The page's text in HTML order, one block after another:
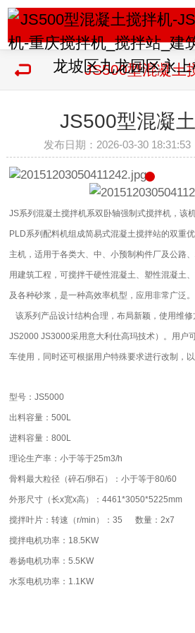
JS500型混凝土
JS500型混凝
发布日期：2026-03-30
JS系列混凝土搅拌机系双卧轴强制式搅拌机，该
PLD系列配料机组成简易式混凝土搅拌站的双重
主机，适用于各类大、中、小预制构件厂及公路
用建筑工程，可搅拌干硬性混凝土、塑性混凝土
及各种砂浆，是一种高效率机型，应用非常广泛。
该系列产品设计结构合理，布局新颖，使用维
JS2000 JS3000采用意大利仕高玛技术）。用户
车使用，同时还可根据用户特殊要求进行改制，以
型号：JS5000
出料容量：500L
进料容量：800L
理论生产率：小于等于25m3/h
骨料最大粒径（碎石/卵石）：小于等于80/60
外形尺寸（长x宽x高）：4461*3050*5225mm
搅拌叶片：转速（r/min）：35 数量：2x7
搅拌电机功率：18.5KW
卷扬电机功率：5.5KW
水泵电机功率：1.1KW